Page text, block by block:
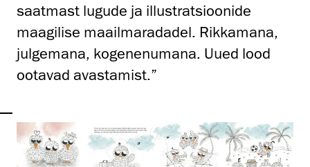
saatmast lugude ja illustratsioonide
maagilise maailmaradadel. Rikkamana,
julgemana, kogenenumana. Uued lood
ootavad avastamist.”